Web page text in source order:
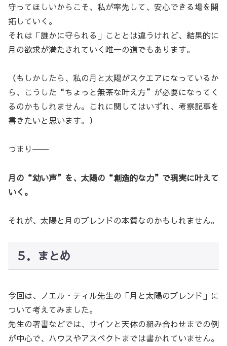
守ってほしいからこそ、私が率先して、安心できる場を開
拓していく。
それは「誰かに守られる」こととは違うけれど、結果的に
月の欲求が満たされていく唯一の道でもあります。
（もしかしたら、私の月と太陽がスクエアになっているか
ら、こうした“ちょっと無茶な叶え方”が必要になってく
るのかもしれません。これに関してはいずれ、考察記事を
書きたいと思います。）
つまり──
月の“幼い声”を、太陽の“創造的な力”で現実に叶えて
いく。
それが、太陽と月のブレンドの本質なのかもしれません。
５．まとめ
今回は、ノエル・ティル先生の「月と太陽のブレンド」に
ついて考えてみました。
先生の著書などでは、サインと天体の組み合わせまでの例
が中心で、ハウスやアスペクトまでは書かれていません。